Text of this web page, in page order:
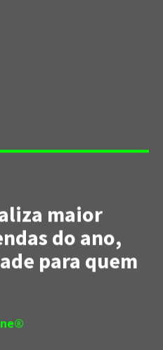
maior
do ano,
para quem